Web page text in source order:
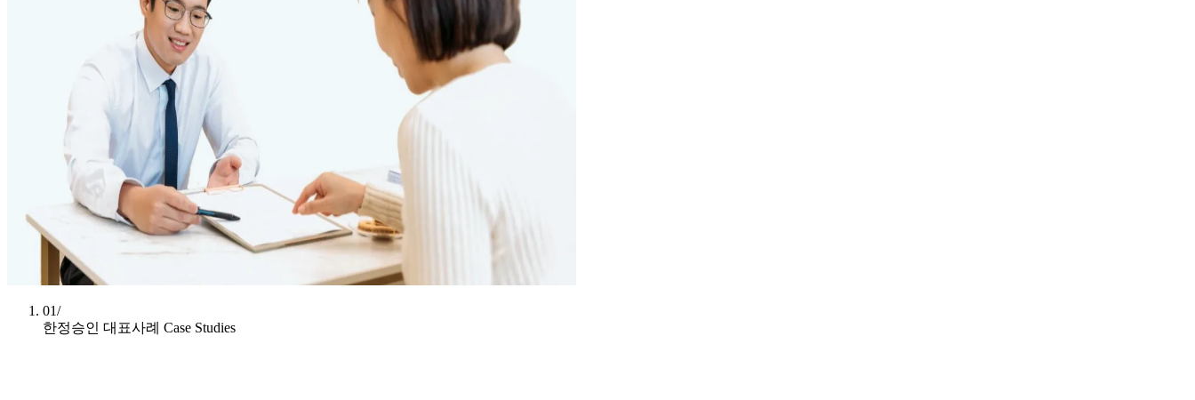
01/
한정승인 대표사례 Case Studies